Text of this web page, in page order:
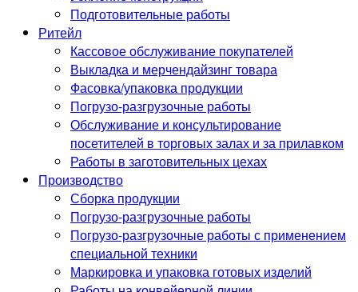
Подготовительные работы
Ритейл
Кассовое обслуживание покупателей
Выкладка и мерчендайзинг товара
Фасовка/упаковка продукции
Погрузо-разгрузочные работы
Обслуживание и консультирование
посетителей в торговых залах и за прилавком
Работы в заготовительных цехах
Производство
Сборка продукции
Погрузо-разгрузочные работы
Погрузо-разгрузочные работы с применением
специальной техники
Маркировка и упаковка готовых изделий